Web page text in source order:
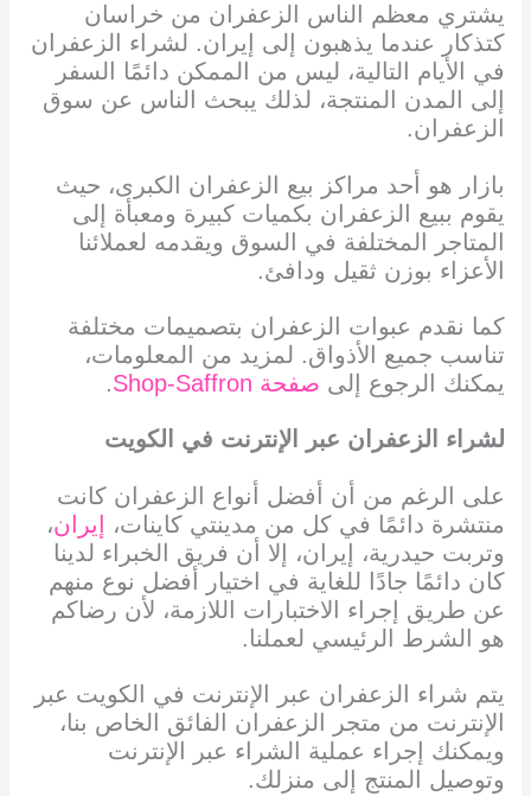
يشتري معظم الناس الزعفران من خراسان
كتذكار عندما يذهبون إلى إيران. لشراء الزعفران
في الأيام التالية، ليس من الممكن دائمًا السفر
إلى المدن المنتجة، لذلك يبحث الناس عن سوق
الزعفران.
بازار هو أحد مراكز بيع الزعفران الكبرى، حيث
يقوم ببيع الزعفران بكميات كبيرة ومعبأة إلى
المتاجر المختلفة في السوق ويقدمه لعملائنا
الأعزاء بوزن ثقيل ودافئ.
كما نقدم عبوات الزعفران بتصميمات مختلفة
تناسب جميع الأذواق. لمزيد من المعلومات،
يمكنك الرجوع إلى صفحة Shop-Saffron .
لشراء الزعفران عبر الإنترنت في الكويت
على الرغم من أن أفضل أنواع الزعفران كانت
منتشرة دائمًا في كل من مدينتي كاينات، إيران،
وتربت حيدرية، إيران، إلا أن فريق الخبراء لدينا
كان دائمًا جادًا للغاية في اختيار أفضل نوع منهم
عن طريق إجراء الاختبارات اللازمة، لأن رضاكم
هو الشرط الرئيسي لعملنا.
يتم شراء الزعفران عبر الإنترنت في الكويت عبر
الإنترنت من متجر الزعفران الفائق الخاص بنا،
ويمكنك إجراء عملية الشراء عبر الإنترنت
وتوصيل المنتج إلى منزلك.